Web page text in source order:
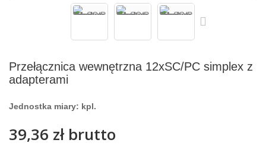
Przełącznica wewnętrzna 12xSC/PC simplex z
adapterami
Jednostka miary: kpl.
39,36 złbrutto